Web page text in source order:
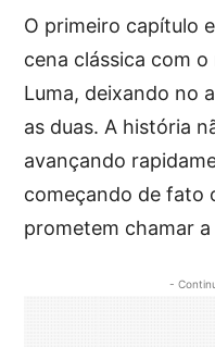
O primeiro capítulo
cena clássica com
Luma, deixando no
as duas. A história
avançando
começando de fato
prometem chamar
-